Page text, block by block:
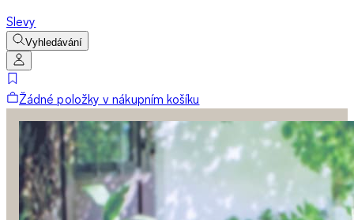
Slevy
Vyhledávání
Žádné položky v nákupním košíku